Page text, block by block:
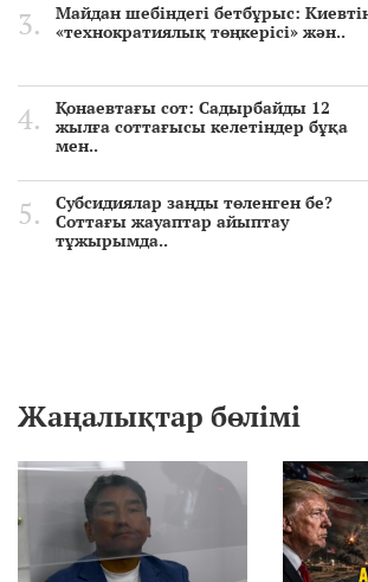
Майдан шебіндегі бетбұрыс:
«технократиялық төңкерісі» жән..
Қонаевтағы сот: Садырбайды 12
жылға соттағысы келетіндер бұқа
мен..
Субсидиялар заңды төленген бе?
Соттағы жауаптар айыптау
тұжырымда..
Жаңалықтар бөлімі